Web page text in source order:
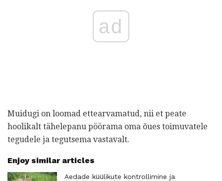
ad
Muidugi on loomad ettearvamatud, nii et peate
hoolikalt tähelepanu pöörama oma õues toimuvatele
tegudele ja tegutsema vastavalt.
Enjoy similar articles
Aedade küülikute kontrollimine ja